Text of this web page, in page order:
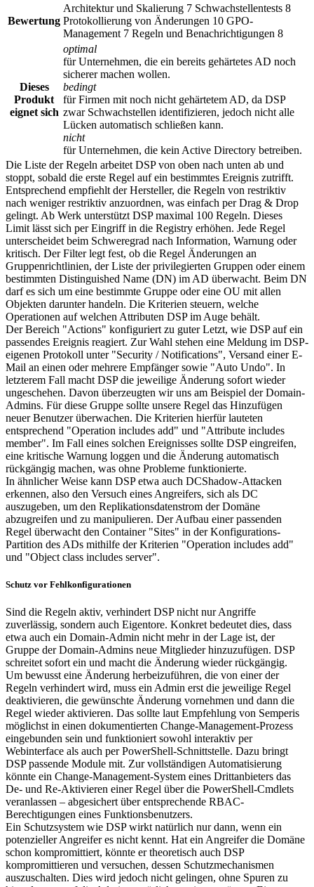
Bewertung
Architektur und Skalierung 7 Schwachstellentests 8
Protokollierung von Änderungen 10 GPO-
Management 7 Regeln und Benachrichtigungen 8
Dieses
Produkt
eignet sich
optimal
für Unternehmen, die ein bereits gehärtetes AD noch
sicherer machen wollen.
bedingt
für Firmen mit noch nicht gehärtetem AD, da DSP
zwar Schwachstellen identifizieren, jedoch nicht alle
Lücken automatisch schließen kann.
nicht
für Unternehmen, die kein Active Directory betreiben.
Die Liste der Regeln arbeitet DSP von oben nach unten ab und
stoppt, sobald die erste Regel auf ein bestimmtes Ereignis zutrifft.
Entsprechend empfiehlt der Hersteller, die Regeln von restriktiv
nach weniger restriktiv anzuordnen, was einfach per Drag & Drop
gelingt. Ab Werk unterstützt DSP maximal 100 Regeln. Dieses
Limit lässt sich per Eingriff in die Registry erhöhen. Jede Regel
unterscheidet beim Schweregrad nach Information, Warnung oder
kritisch. Der Filter legt fest, ob die Regel Änderungen an
Gruppenrichtlinien, der Liste der privilegierten Gruppen oder einem
bestimmten Distinguished Name (DN) im AD überwacht. Beim DN
darf es sich um eine bestimmte Gruppe oder eine OU mit allen
Objekten darunter handeln. Die Kriterien steuern, welche
Operationen auf welchen Attributen DSP im Auge behält.
Der Bereich "Actions" konfiguriert zu guter Letzt, wie DSP auf ein
passendes Ereignis reagiert. Zur Wahl stehen eine Meldung im DSP-
eigenen Protokoll unter "Security / Notifications", Versand einer E-
Mail an einen oder mehrere Empfänger sowie "Auto Undo". In
letzterem Fall macht DSP die jeweilige Änderung sofort wieder
ungeschehen. Davon überzeugten wir uns am Beispiel der Domain-
Admins. Für diese Gruppe sollte unsere Regel das Hinzufügen
neuer Benutzer überwachen. Die Kriterien hierfür lauteten
entsprechend "Operation includes add" und "Attribute includes
member". Im Fall eines solchen Ereignisses sollte DSP eingreifen,
eine kritische Warnung loggen und die Änderung automatisch
rückgängig machen, was ohne Probleme funktionierte.
In ähnlicher Weise kann DSP etwa auch DCShadow-Attacken
erkennen, also den Versuch eines Angreifers, sich als DC
auszugeben, um den Replikationsdatenstrom der Domäne
abzugreifen und zu manipulieren. Der Aufbau einer passenden
Regel überwacht den Container "Sites" in der Konfigurations-
Partition des ADs mithilfe der Kriterien "Operation includes add"
und "Object class includes server".
Schutz vor Fehlkonfigurationen
Sind die Regeln aktiv, verhindert DSP nicht nur Angriffe
zuverlässig, sondern auch Eigentore. Konkret bedeutet dies, dass
etwa auch ein Domain-Admin nicht mehr in der Lage ist, der
Gruppe der Domain-Admins neue Mitglieder hinzuzufügen. DSP
schreitet sofort ein und macht die Änderung wieder rückgängig.
Um bewusst eine Änderung herbeizuführen, die von einer der
Regeln verhindert wird, muss ein Admin erst die jeweilige Regel
deaktivieren, die gewünschte Änderung vornehmen und dann die
Regel wieder aktivieren. Das sollte laut Empfehlung von Semperis
möglichst in einen dokumentierten Change-Management-Prozess
eingebunden sein und funktioniert sowohl interaktiv per
Webinterface als auch per PowerShell-Schnittstelle. Dazu bringt
DSP passende Module mit. Zur vollständigen Automatisierung
könnte ein Change-Management-System eines Drittanbieters das
De- und Re-Aktivieren einer Regel über die PowerShell-Cmdlets
veranlassen – abgesichert über entsprechende RBAC-
Berechtigungen eines Funktionsbenutzers.
Ein Schutzsystem wie DSP wirkt natürlich nur dann, wenn ein
potenzieller Angreifer es nicht kennt. Hat ein Angreifer die Domäne
schon kompromittiert, könnte er theoretisch auch DSP
kompromittieren und versuchen, dessen Schutzmechanismen
auszuschalten. Dies wird jedoch nicht gelingen, ohne Spuren zu